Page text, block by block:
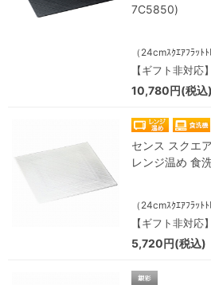
7C5850)
（24cmｽｸｴｱﾌﾗｯﾄﾄ
【ギフト非対応】
10,780円(税込)
センス スクエ
レンジ温め 食
（24cmｽｸｴｱﾌﾗｯﾄﾄ
【ギフト非対応】
5,720円(税込)